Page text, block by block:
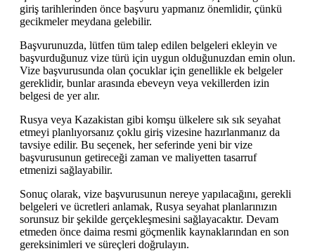
giriş tarihlerinden önce başvuru yapmanız önemlidir, çünkü
gecikmeler meydana gelebilir.
Başvurunuzda, lütfen tüm talep edilen belgeleri ekleyin ve
başvurduğunuz vize türü için uygun olduğunuzdan emin olun.
Vize başvurusunda olan çocuklar için genellikle ek belgeler
gereklidir, bunlar arasında ebeveyn veya vekillerden izin
belgesi de yer alır.
Rusya veya Kazakistan gibi komşu ülkelere sık sık seyahat
etmeyi planlıyorsanız çoklu giriş vizesine hazırlanmanız da
tavsiye edilir. Bu seçenek, her seferinde yeni bir vize
başvurusunun getireceği zaman ve maliyetten tasarruf
etmenizi sağlayabilir.
Sonuç olarak, vize başvurusunun nereye yapılacağını, gerekli
belgeleri ve ücretleri anlamak, Rusya seyahat planlarınızın
sorunsuz bir şekilde gerçekleşmesini sağlayacaktır. Devam
etmeden önce daima resmi göçmenlik kaynaklarından en son
gereksinimleri ve süreçleri doğrulayın.